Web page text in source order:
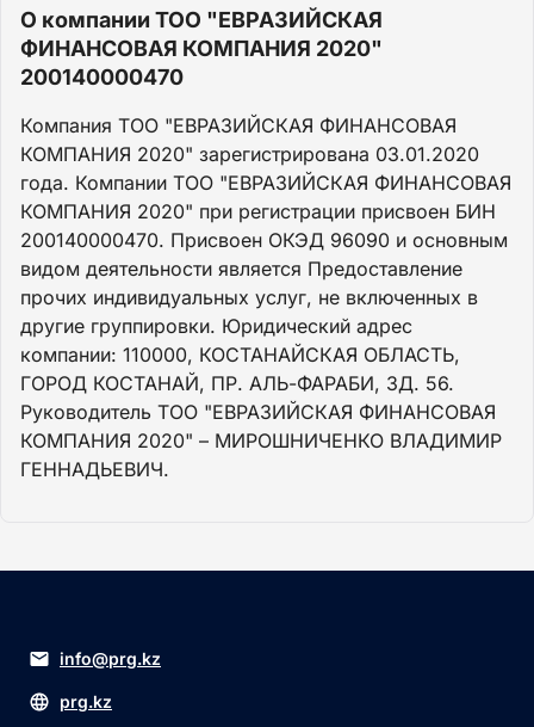
О компании ТОО "ЕВРАЗИЙСКАЯ
ФИНАНСОВАЯ КОМПАНИЯ 2020"
200140000470
Компания ТОО "ЕВРАЗИЙСКАЯ ФИНАНСОВАЯ
КОМПАНИЯ 2020" зарегистрирована 03.01.2020
года. Компании ТОО "ЕВРАЗИЙСКАЯ ФИНАНСОВАЯ
КОМПАНИЯ 2020" при регистрации присвоен БИН
200140000470. Присвоен ОКЭД 96090 и основным
видом деятельности является Предоставление
прочих индивидуальных услуг, не включенных в
другие группировки. Юридический адрес
компании: 110000, КОСТАНАЙСКАЯ ОБЛАСТЬ,
ГОРОД КОСТАНАЙ, ПР. АЛЬ-ФАРАБИ, ЗД. 56.
Руководитель ТОО "ЕВРАЗИЙСКАЯ ФИНАНСОВАЯ
КОМПАНИЯ 2020" – МИРОШНИЧЕНКО ВЛАДИМИР
ГЕННАДЬЕВИЧ.
info@prg.kz
prg.kz